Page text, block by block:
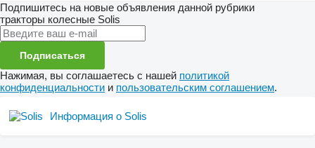
Подпишитесь на новые объявления данной рубрики
тракторы колесные Solis
Подписаться
Нажимая, вы соглашаетесь с нашей политикой
конфиденциальности и пользовательским соглашением.
Информация о Solis